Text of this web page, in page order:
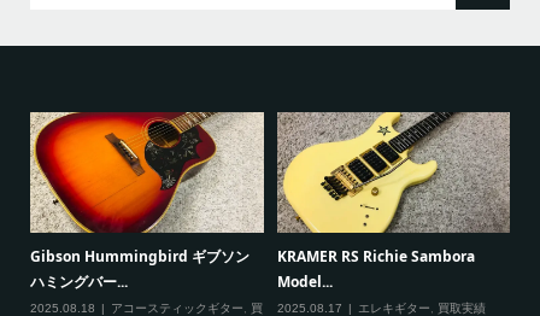
Gibson Hummingbird ギブソン
ハミングバー...
2025.08.18 アコースティックギター
買
KRAMER RS Richie Sambora
Model...
2025.08.17 エレキギター 買取実績